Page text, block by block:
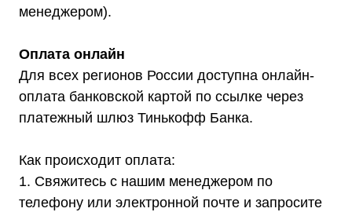
менеджером).
Оплата онлайн
Для всех регионов России доступна онлайн-
оплата банковской картой по ссылке через
платежный шлюз Тинькофф Банка.
Как происходит оплата:
1. Свяжитесь с нашим менеджером по
телефону или электронной почте и запросите